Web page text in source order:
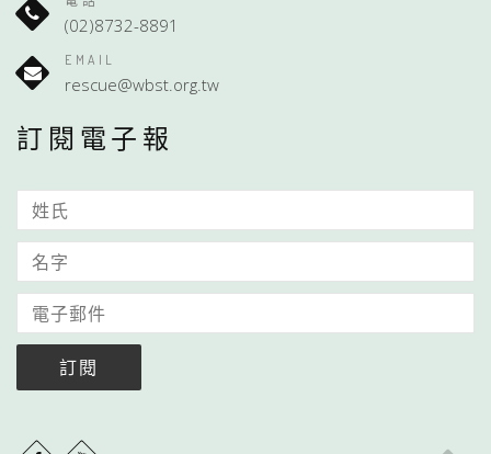
(02)8732-8891
EMAIL
rescue@wbst.org.tw
訂閱電子報